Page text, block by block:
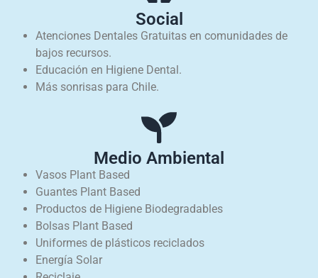
Social
Atenciones Dentales Gratuitas en comunidades de
bajos recursos.
Educación en Higiene Dental.
Más sonrisas para Chile.
Medio Ambiental
Vasos Plant Based
Guantes Plant Based
Productos de Higiene Biodegradables
Bolsas Plant Based
Uniformes de plásticos reciclados
Energía Solar